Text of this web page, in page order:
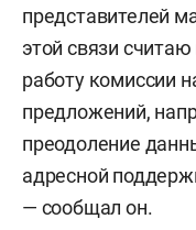
представителей
этой связи
работу комиссии
предложений,
преодоление
адресной
— сообщал он.